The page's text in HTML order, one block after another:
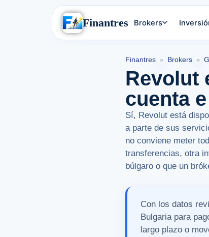
Finantres Brokers
Finantres » Brokers »
Revolut
cuenta
Sí, Revolut está
a parte de sus
no conviene meter
transferencias, otra
búlgaro o que un
Con los datos
Bulgaria para
largo plazo o